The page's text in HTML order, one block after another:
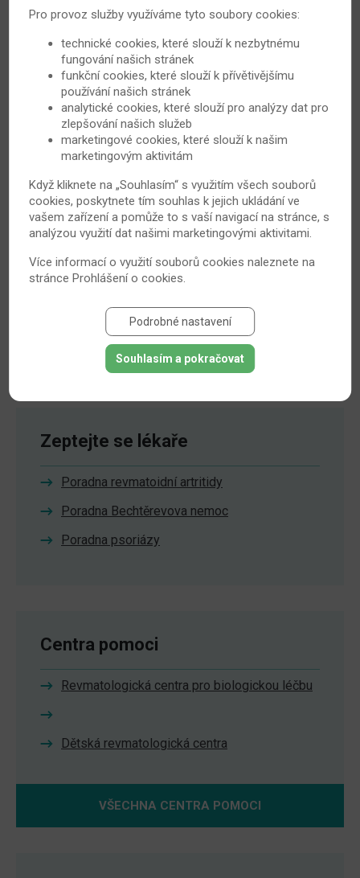
Lázně
Ostatní
Novinky
Juvenilní idiopatická artritida
Nejčastější otázky
Zeptejte se lékaře
Poradna revmatoidní artritidy
Poradna Bechtěrevova nemoc
Poradna psoriázy
Centra pomoci
Revmatologická centra pro biologickou léčbu
Dětská revmatologická centra
VŠECHNA CENTRA POMOCI
Pro provoz služby využíváme tyto soubory cookies:
technické cookies, které slouží k nezbytnému
fungování našich stránek
funkční cookies, které slouží k přívětivějšímu
používání našich stránek
analytické cookies, které slouží pro analýzy dat pro
zlepšování našich služeb
marketingové cookies, které slouží k našim
marketingovým aktivitám
Když kliknete na „Souhlasím“ s využitím všech souborů
cookies, poskytnete tím souhlas k jejich ukládání ve
vašem zařízení a pomůže to s vaší navigací na stránce, s
analýzou využití dat našimi marketingovými aktivitami.
Více informací o využití souborů cookies naleznete na
stránceProhlášení o cookies.
Podrobné nastavení
Souhlasím a pokračovat